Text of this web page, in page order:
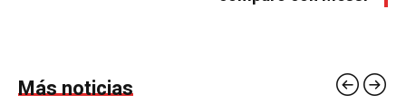
Más noticias